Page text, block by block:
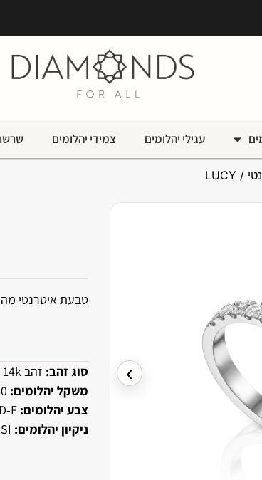
עגילי יהלומים צמידי יהלומים
/ LUCY
›
טבעת איטרנטי
סוג זהב: זהב 14k
משקל יהלומים:
צבע יהלומים: D-F
ניקיון יהלומים: